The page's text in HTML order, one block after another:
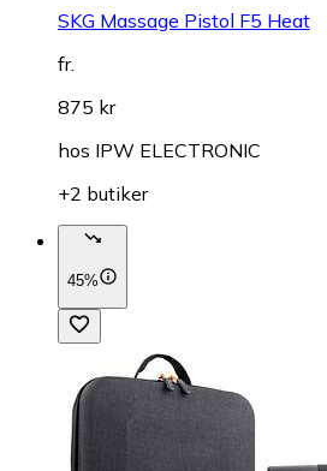
SKG Massage Pistol F5 Heat
fr.
875 kr
hos IPW ELECTRONIC
+2 butiker
45%